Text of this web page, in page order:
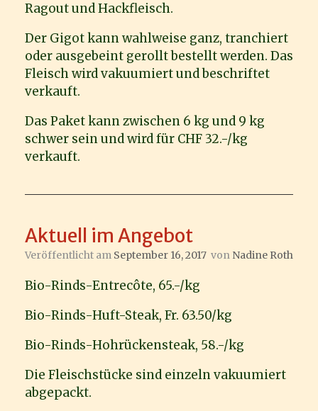
Ragout und Hackfleisch.
Der Gigot kann wahlweise ganz, tranchiert
oder ausgebeint gerollt bestellt werden. Das
Fleisch wird vakuumiert und beschriftet
verkauft.
Das Paket kann zwischen 6 kg und 9 kg
schwer sein und wird für CHF 32.-/kg
verkauft.
Aktuell im Angebot
Veröffentlicht am September 16, 2017 von Nadine Roth
Bio-Rinds-Entrecôte, 65.-/kg
Bio-Rinds-Huft-Steak, Fr. 63.50/kg
Bio-Rinds-Hohrückensteak, 58.-/kg
Die Fleischstücke sind einzeln vakuumiert
abgepackt.